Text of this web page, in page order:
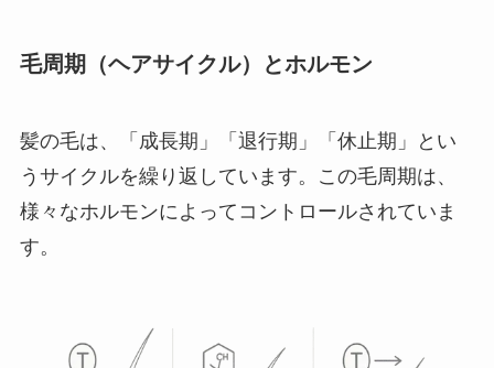
毛周期（ヘアサイクル）とホルモン
髪の毛は、「成長期」「退行期」「休止期」とい
うサイクルを繰り返しています。この毛周期は、
様々なホルモンによってコントロールされていま
す。